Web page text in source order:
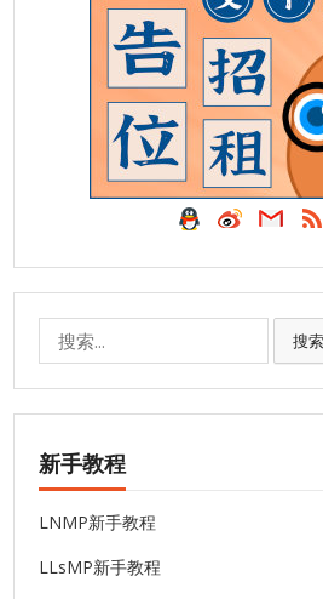
搜索
新手教程
LNMP新手教程
LLsMP新手教程